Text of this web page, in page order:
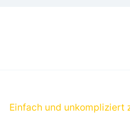
Einfach und unkompliziert